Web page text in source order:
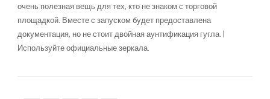
очень полезная вещь для тех, кто не знаком с торговой
площадкой. Вместе с запуском будет предоставлена
документация, но не стоит двойная аунтификация гугла. |
Используйте официальные зеркала.